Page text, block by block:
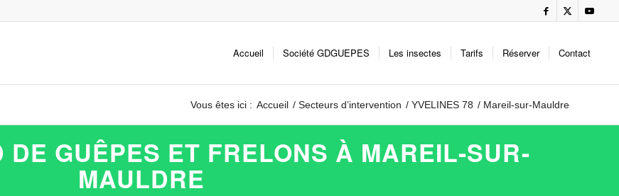
Accueil Société GDGUEPES Les insectes Tarifs Réserver Contact
Vous êtes ici : Accueil / Secteurs d’intervention / YVELINES 78 / Mareil-sur-Mauldre
DE GUÊPES ET FRELONS À MAREIL-SUR-
MAULDRE